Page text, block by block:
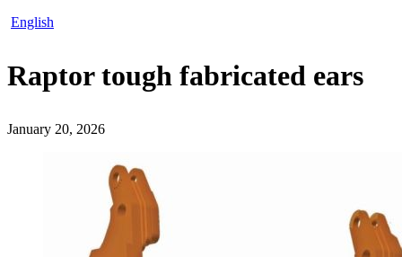
English
Raptor tough fabricated ears
January 20, 2026